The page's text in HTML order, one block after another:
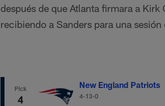
después de que Atlanta firmara a
recibiendo a Sanders para una
Pick
4
New England Patriots
4-13-0